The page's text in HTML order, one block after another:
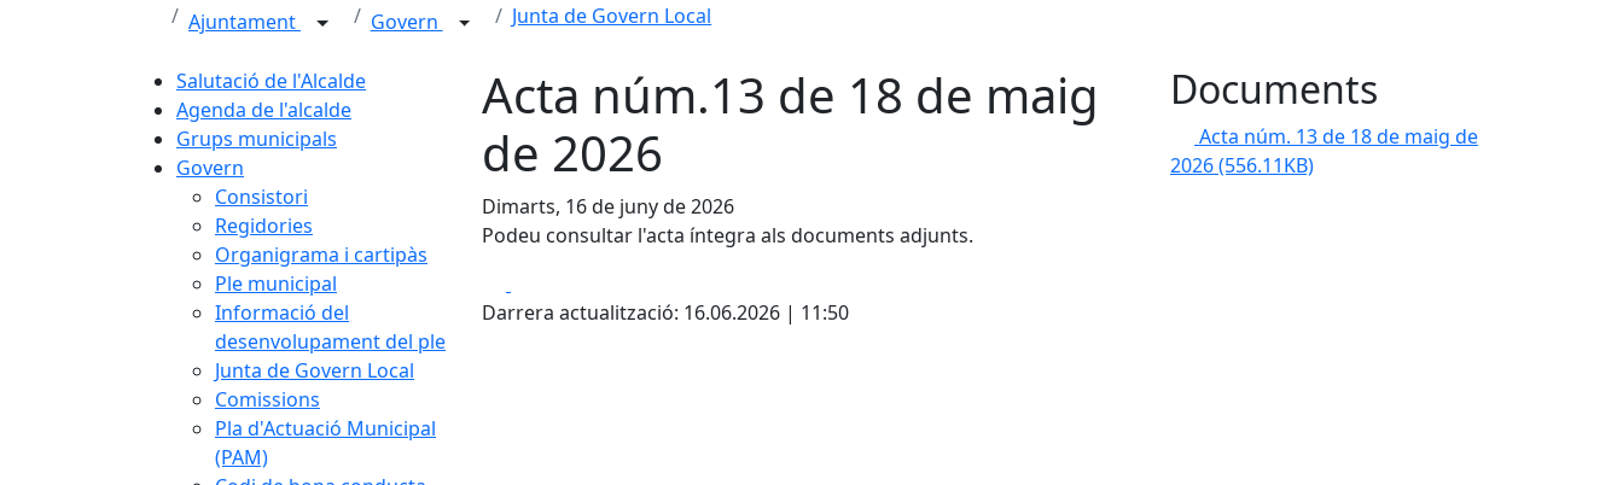
Ajuntament Govern Junta de Govern Local
Salutació de l'Alcalde
Agenda de l'alcalde
Grups municipals
Govern
Consistori
Regidories
Organigrama i cartipàs
Ple municipal
Informació del
desenvolupament del ple
Junta de Govern Local
Comissions
Pla d'Actuació Municipal
(PAM)
Acta núm.13 de 18 de maig
de 2026
Dimarts, 16 de juny de 2026
Podeu consultar l'acta íntegra als documents adjunts.
Darrera actualització: 16.06.2026 | 11:50
Documents
Acta núm. 13 de 18 de maig de
2026(556.11KB)